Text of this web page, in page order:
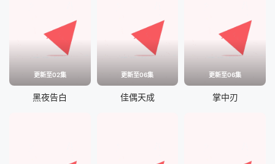
更新至02集
黑夜告白
更新至06集
佳偶天成
更新至06集
掌中刃